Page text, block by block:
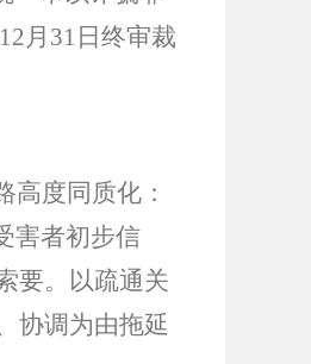
月31日终审裁
高度同质化：
害者初步信
要。以疏通关
协调为由拖延